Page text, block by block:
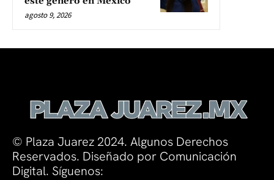
agosto 9, 2026
© Plaza Juarez 2024. Algunos Derechos
Reservados. Diseñado por Comunicación
Digital. Síguenos: